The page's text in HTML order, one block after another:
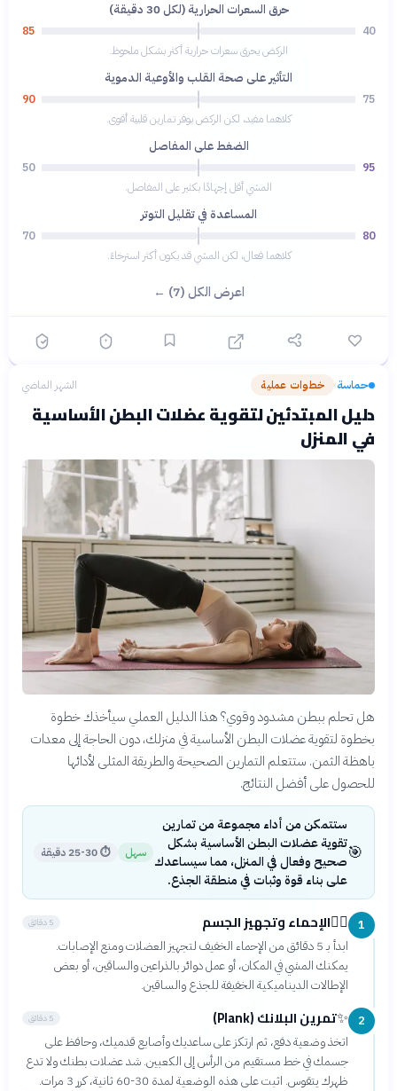
حرق السعرات الحرارية (لكل 30 دقيقة)
40
85
الركض يحرق سعرات حرارية أكثر بشكل ملحوظ.
التأثير على صحة القلب والأوعية الدموية
75
90
كلاهما مفيد، لكن الركض يوفر تمارين قلبية أقوى.
الضغط على المفاصل
95
50
المشي أقل إجهادًا بكثير على المفاصل.
المساعدة في تقليل التوتر
80
70
كلاهما فعال، لكن المشي قد يكون أكثر استرخاءً.
اعرض الكل (7) ←
حماسة› خطوات عملية الشهر الماضي
دليل المبتدئين لتقوية عضلات البطن الأساسية
في المنزل
هل تحلم ببطن مشدود وقوي؟ هذا الدليل العملي سيأخذك خطوة
بخطوة لتقوية عضلات البطن الأساسية في منزلك، دون الحاجة إلى معدات
باهظة الثمن. ستتعلم التمارين الصحيحة والطريقة المثلى لأدائها
للحصول على أفضل النتائج.
🎯
ستتمكن من أداء مجموعة من تمارين
تقوية عضلات البطن الأساسية بشكل
صحيح وفعال في المنزل، مما سيساعدك
على بناء قوة وثبات في منطقة الجذع.
سهل ⏱25-30 دقيقة
1
🧘‍♀️الإحماء وتجهيز الجسم 5 دقائق
ابدأ بـ 5 دقائق من الإحماء الخفيف لتجهيز العضلات ومنع الإصابات.
يمكنك المشي في المكان، أو عمل دوائر بالذراعين والساقين، أو بعض
الإطالات الديناميكية الخفيفة للجذع والساقين.
2
✨تمرين البلانك (Plank) 5 دقائق
اتخذ وضعية دفع، ثم ارتكز على ساعديك وأصابع قدميك، وحافظ على
جسمك في خط مستقيم من الرأس إلى الكعبين. شد عضلات بطنك ولا تدع
ظهرك يتقوس. اثبت على هذه الوضعية لمدة 30-60 ثانية، كرر 3 مرات.